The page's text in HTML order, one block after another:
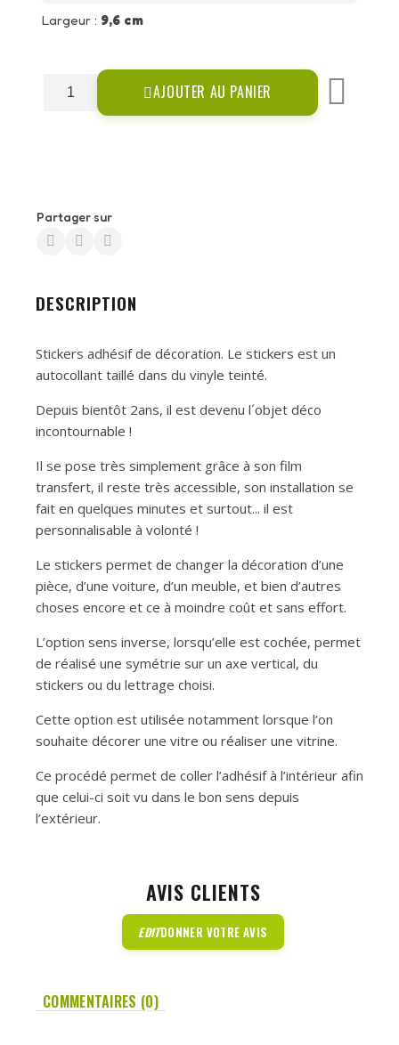
Largeur : 9,6 cm
AJOUTER AU PANIER
Partager sur
DESCRIPTION
Stickers adhésif de décoration. Le stickers est un
autocollant taillé dans du vinyle teinté.
Depuis bientôt 2ans, il est devenu l´objet déco
incontournable !
Il se pose très simplement grâce à son film
transfert, il reste très accessible, son installation se
fait en quelques minutes et surtout... il est
personnalisable à volonté !
Le stickers permet de changer la décoration d’une
pièce, d’une voiture, d’un meuble, et bien d’autres
choses encore et ce à moindre coût et sans effort.
L’option sens inverse, lorsqu’elle est cochée, permet
de réalisé une symétrie sur un axe vertical, du
stickers ou du lettrage choisi.
Cette option est utilisée notamment lorsque l’on
souhaite décorer une vitre ou réaliser une vitrine.
Ce procédé permet de coller l’adhésif à l’intérieur afin
que celui-ci soit vu dans le bon sens depuis
l’extérieur.
AVIS CLIENTS
EDITDONNER VOTRE AVIS
COMMENTAIRES (0)